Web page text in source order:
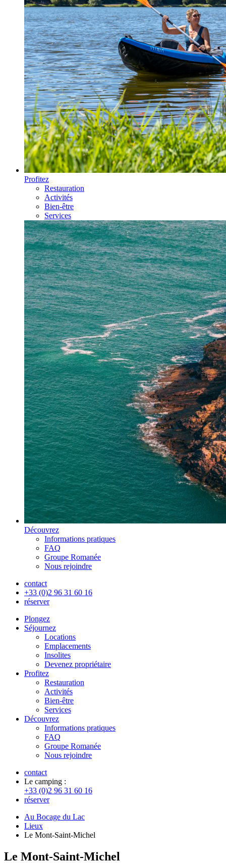
Profitez
Restauration
Activités
Bien-être
Services
Découvrez
Informations pratiques
FAQ
Groupe Romanée
Nous rejoindre
contact
+33 (0)2 96 31 60 16
réserver
Plongez
Séjournez
Locations
Emplacements
Insolites
Devenez propriétaire
Profitez
Restauration
Activités
Bien-être
Services
Découvrez
Informations pratiques
FAQ
Groupe Romanée
Nous rejoindre
contact
Le camping :
+33 (0)2 96 31 60 16
réserver
Au Bocage du Lac
Lieux
Le Mont-Saint-Michel
Le Mont-Saint-Michel